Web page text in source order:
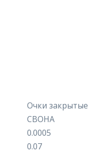
Очки закрытые
СВОНА
0.0005
0.07